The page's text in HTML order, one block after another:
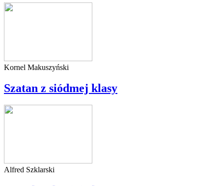
Kornel Makuszyński
Szatan z siódmej klasy
Alfred Szklarski